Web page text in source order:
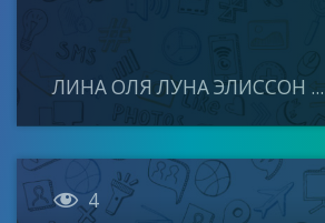
ЛИНА ОЛЯ ЛУНА ЭЛИССОН ...
 4